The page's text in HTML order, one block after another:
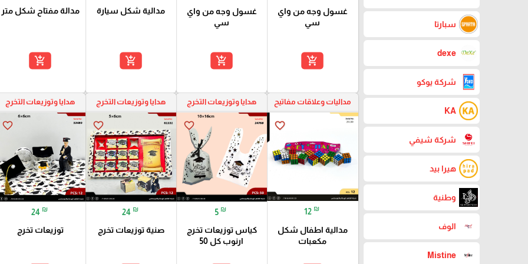
سبارتا
dexe
شركة يوكو
KA
شركة شيفي
هيرا بيد
وطنية
الوف
Mistine
غسول وجه من واي
سي
add_shopping_cart
غسول وجه من واي
سي
add_shopping_cart
مدالية شكل سيارة
add_shopping_cart
مدالة مفتاح شكل متر
add_shopping_cart
مداليات وعلاقات مفاتيح
favorite_border
12 ₪
مدالية اطفال شكل
مكعبات
هدايا وتوزيعات التخرج
favorite_border
5 ₪
كياس توزيعات تخرج
ارنوب كل 50
هدايا وتوزيعات التخرج
favorite_border
24 ₪
صنية توزيعات تخرج
هدايا وتوزيعات التخرج
favorite_border
24 ₪
توزيعات تخرج